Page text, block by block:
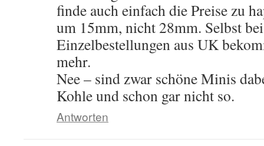
finde auch einfach die Preise zu
um 15mm, nicht 28mm. Selbst
Einzelbestellungen aus UK
mehr.
Nee – sind zwar schöne Minis
Kohle und schon gar nicht so.
Antworten